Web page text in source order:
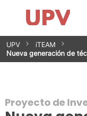
Saltar
contenido
Impacto
Grupos de
Instalaciones
Spin-offs
Contacto
Prácticas
Noticias
Unidad de Igualdad
UPV
iTEAM
Nueva generación de
Proyecto de